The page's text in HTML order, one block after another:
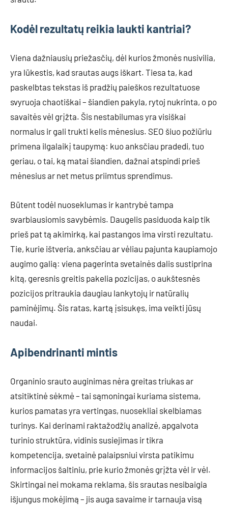
Kodėl rezultatų reikia laukti kantriai?
Viena dažniausių priežasčių, dėl kurios žmonės nusivilia,
yra lūkestis, kad srautas augs iškart. Tiesa ta, kad
paskelbtas tekstas iš pradžių paieškos rezultatuose
svyruoja chaotiškai – šiandien pakyla, rytoj nukrinta, o po
savaitės vėl grįžta. Šis nestabilumas yra visiškai
normalus ir gali trukti kelis mėnesius. SEO šiuo požiūriu
primena ilgalaikį taupymą: kuo anksčiau pradedi, tuo
geriau, o tai, ką matai šiandien, dažnai atspindi prieš
mėnesius ar net metus priimtus sprendimus.
Būtent todėl nuoseklumas ir kantrybė tampa
svarbiausiomis savybėmis. Daugelis pasiduoda kaip tik
prieš pat tą akimirką, kai pastangos ima virsti rezultatu.
Tie, kurie ištveria, anksčiau ar vėliau pajunta kaupiamojo
augimo galią: viena pagerinta svetainės dalis sustiprina
kitą, geresnis greitis pakelia pozicijas, o aukštesnės
pozicijos pritraukia daugiau lankytojų ir natūralių
paminėjimų. Šis ratas, kartą įsisukęs, ima veikti jūsų
naudai.
Apibendrinanti mintis
Organinio srauto auginimas nėra greitas triukas ar
atsitiktinė sėkmė – tai sąmoningai kuriama sistema,
kurios pamatas yra vertingas, nuosekliai skelbiamas
turinys. Kai derinami raktažodžių analizė, apgalvota
turinio struktūra, vidinis susiejimas ir tikra
kompetencija, svetainė palaipsniui virsta patikimu
informacijos šaltiniu, prie kurio žmonės grįžta vėl ir vėl.
Skirtingai nei mokama reklama, šis srautas nesibaigia
išjungus mokėjimą – jis auga savaime ir tarnauja visą